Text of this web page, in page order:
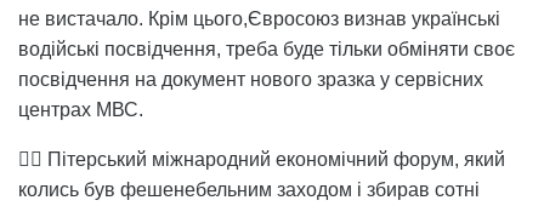
не вистачало. Крім цього,Євросоюз визнав українські
водійські посвідчення, треба буде тільки обміняти своє
посвідчення на документ нового зразка у сервісних
центрах МВС.
👉🏻 Пітерський міжнародний економічний форум, який
колись був фешенебельним заходом і збирав сотні